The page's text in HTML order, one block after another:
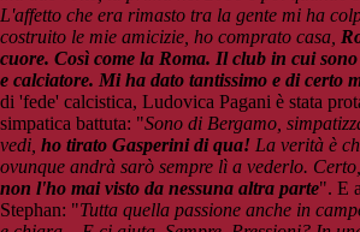
L'affetto che era rimasto tra la gente mi ha
costruito le mie amicizie, ho comprato casa,
cuore. Così come la Roma. Il club in cui
e calciatore. Mi ha dato tantissimo e di certo
di 'fede' calcistica, Ludovica Pagani è stata
simpatica battuta: "Sono di Bergamo,
vedi, ho tirato Gasperini di qua! La verità è
ovunque andrà sarò sempre lì a vederlo. Certo,
non l'ho mai visto da nessuna altra parte". E
Stephan: "Tutta quella passione anche in